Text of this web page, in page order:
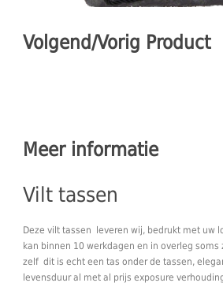
Volgend/Vorig Product
Meer informatie
Vilt tassen
Deze vilt tassen leveren wij, bedrukt met uw
kan binnen 10 werkdagen en in overleg soms
zelf dit is echt een tas onder de tassen,
levensduur al met al prijs exposure